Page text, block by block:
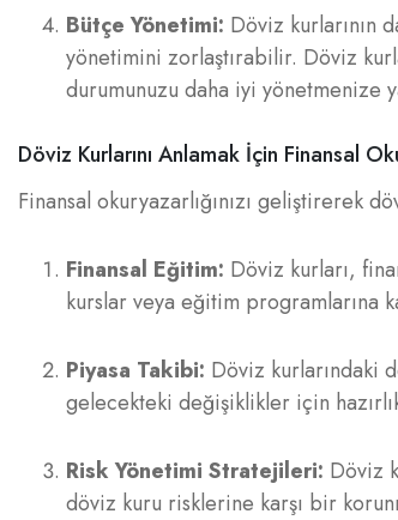
Bütçe Yönetimi: Döviz kurlarının
yönetimini zorlaştırabilir. Döviz
durumunuzu daha iyi yönetmenize
Döviz Kurlarını Anlamak İçin Finansal
Finansal okuryazarlığınızı geliştirerek
Finansal Eğitim: Döviz kurları,
kurslar veya eğitim programlarına
Piyasa Takibi: Döviz kurlarındaki
gelecekteki değişiklikler için
Risk Yönetimi Stratejileri: Döviz
döviz kuru risklerine karşı bir